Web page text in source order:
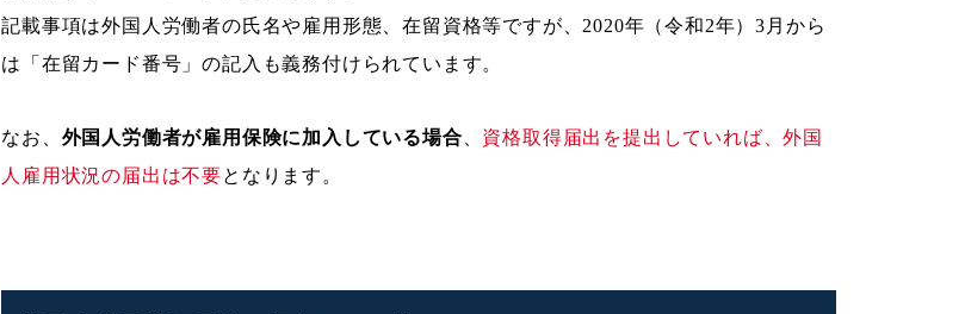
記載事項は外国人労働者の氏名や雇用形態、在留資格等ですが、2020年（令和2年）3月から
は「在留カード番号」の記入も義務付けられています。
なお、 外国人労働者が雇用保険に加入している場合
資格取得届出を提出していれば、外国
人雇用状況の届出は不要となります。